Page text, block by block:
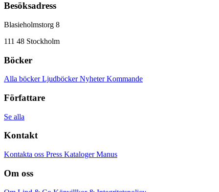
Besöksadress
Blasieholmstorg 8
111 48 Stockholm
Böcker
Alla böckerLjudböckerNyheterKommande
Författare
Se alla
Kontakt
Kontakta oss Press KatalogerManus
Om oss